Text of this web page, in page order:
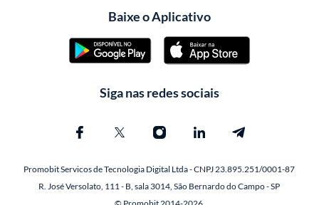
Baixe o Aplicativo
Siga nas redes sociais
Promobit Servicos de Tecnologia Digital Ltda - CNPJ 23.895.251/0001-87
R. José Versolato, 111 - B, sala 3014, São Bernardo do Campo - SP